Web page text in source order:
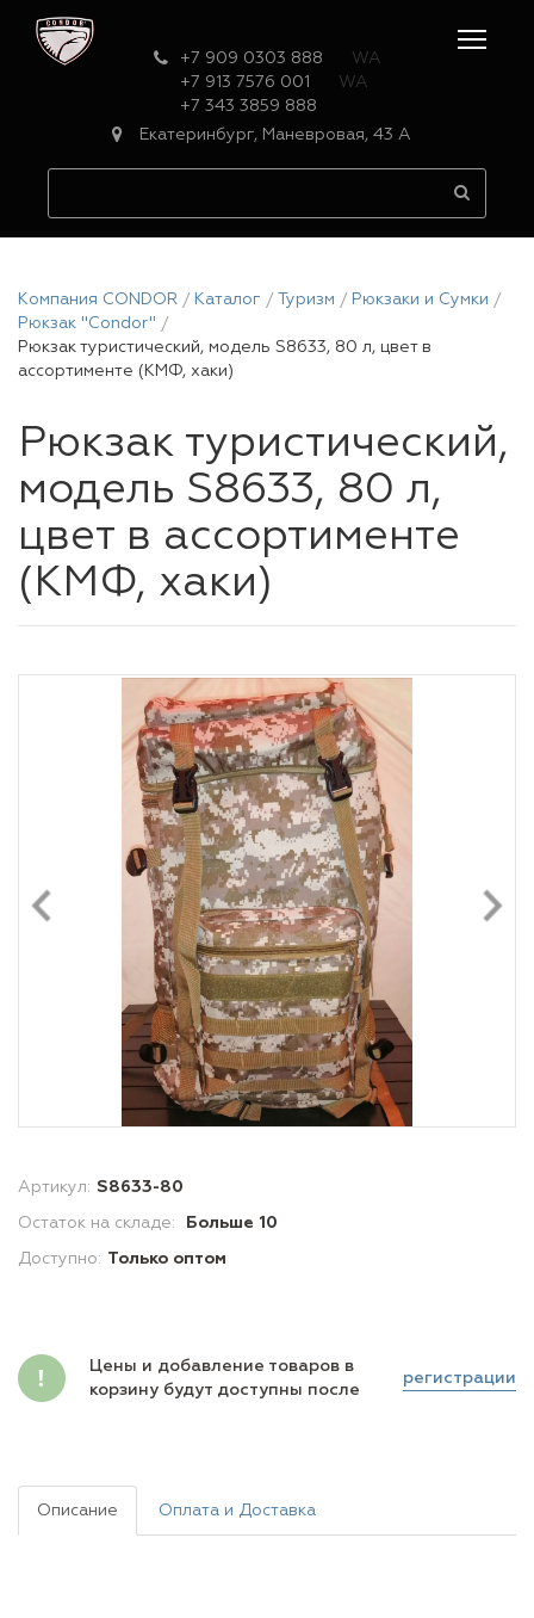
+7 909 0303 888
WA
+7 913 7576 001
WA
+7 343 3859 888
Екатеринбург, Маневровая, 43 А
Компания CONDOR Каталог Туризм
Рюкзаки и Сумки
Рюкзак "Condor"
Рюкзак туристический, модель S8633, 80 л, цвет в
ассортименте (КМФ, хаки)
Рюкзак туристический,
модель S8633, 80 л,
цвет в ассортименте
(КМФ, хаки)
Артикул: S8633-80
Остаток на складе: Больше 10
Доступно: Только оптом
Цены и добавление товаров в
корзину будут доступны после
регистрации
Описание Оплата и Доставка